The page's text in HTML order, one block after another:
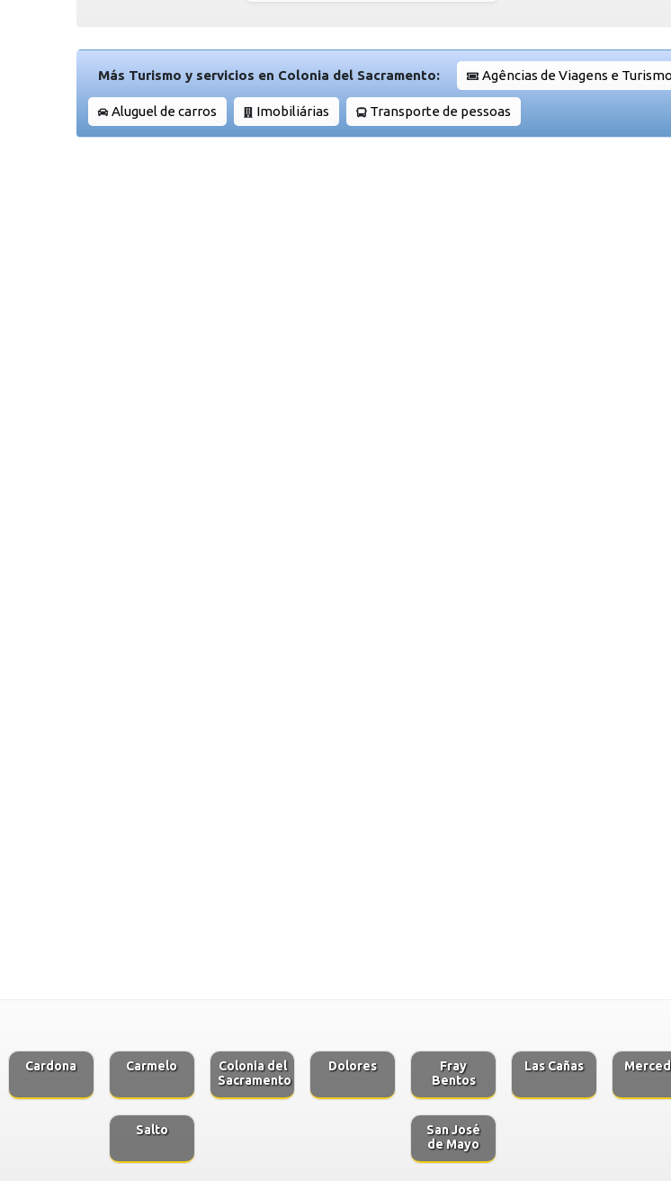
Más Turismo y servicios en Colonia del Sacramento: Agências de Viagens e Turismo
Aluguel de carros Imobiliárias Transporte de pessoas
Cardona Carmelo
Colonia del
Sacramento
Dolores
Fray
Bentos
Las Cañas
Salto
San José
de Mayo